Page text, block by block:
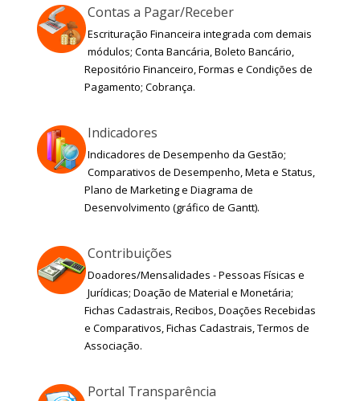
Contas a Pagar/Receber
Escrituração Financeira integrada com demais
módulos; Conta Bancária, Boleto Bancário,
Repositório Financeiro, Formas e Condições de
Pagamento; Cobrança.
Indicadores
Indicadores de Desempenho da Gestão;
Comparativos de Desempenho, Meta e Status,
Plano de Marketing e Diagrama de
Desenvolvimento (gráfico de Gantt).
Contribuições
Doadores/Mensalidades - Pessoas Físicas e
Jurídicas; Doação de Material e Monetária;
Fichas Cadastrais, Recibos, Doações Recebidas
e Comparativos, Fichas Cadastrais, Termos de
Associação.
Portal Transparência